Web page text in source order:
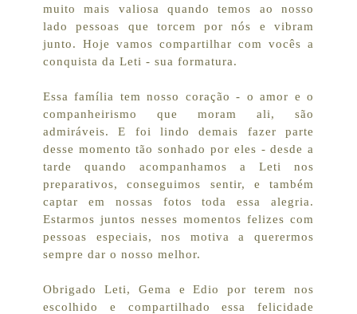
muito mais valiosa quando temos ao nosso
lado pessoas que torcem por nós e vibram
junto. Hoje vamos compartilhar com vocês a
conquista da Leti - sua formatura.
Essa família tem nosso coração - o amor e o
companheirismo que moram ali, são
admiráveis. E foi lindo demais fazer parte
desse momento tão sonhado por eles - desde a
tarde quando acompanhamos a Leti nos
preparativos, conseguimos sentir, e também
captar em nossas fotos toda essa alegria.
Estarmos juntos nesses momentos felizes com
pessoas especiais, nos motiva a querermos
sempre dar o nosso melhor.
Obrigado Leti, Gema e Edio por terem nos
escolhido e compartilhado essa felicidade